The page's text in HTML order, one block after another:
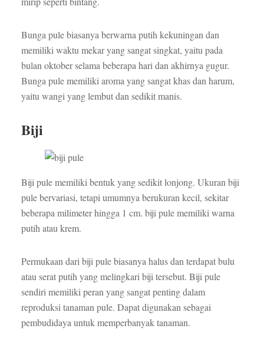
Bunga pule biasanya berwarna putih kekuningan dan
memiliki waktu mekar yang sangat singkat, yaitu pada
bulan oktober selama beberapa hari dan akhirnya gugur.
Bunga pule memiliki aroma yang sangat khas dan harum,
yaitu wangi yang lembut dan sedikit manis.
Biji
Biji pule memiliki bentuk yang sedikit lonjong. Ukuran biji
pule bervariasi, tetapi umumnya berukuran kecil, sekitar
beberapa milimeter hingga 1 cm. biji pule memiliki warna
putih atau krem.
Permukaan dari biji pule biasanya halus dan terdapat bulu
atau serat putih yang melingkari biji tersebut. Biji pule
sendiri memiliki peran yang sangat penting dalam
reproduksi tanaman pule. Dapat digunakan sebagai
pembudidaya untuk memperbanyak tanaman.